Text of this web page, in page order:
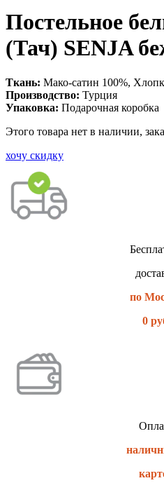
Постельное
(Тач) SENJA
Ткань: Мако-сатин 100%,
Производство: Турция
Упаковка: Подарочная коробка
Этого товара нет в наличии,
хочу скидку
по
0